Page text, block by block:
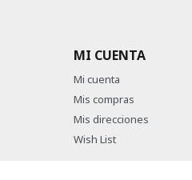
MI CUENTA
Mi cuenta
Mis compras
Mis direcciones
Wish List